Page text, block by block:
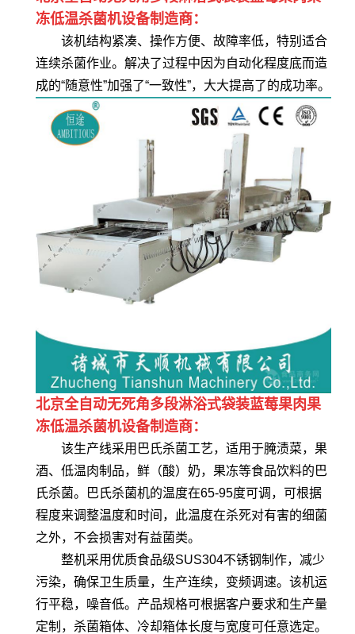
冻低温杀菌机设备制造商：
该机结构紧凑、操作方便、故障率低，特别适合
连续杀菌作业。解决了过程中因为自动化程度底而造
成的“随意性”加强了“一致性”，大大提高了的成功率。
北京全自动无死角多段淋浴式袋装蓝莓果肉果
冻低温杀菌机设备制造商：
该生产线采用巴氏杀菌工艺，适用于腌渍菜，果
酒、低温肉制品，鲜（酸）奶，果冻等食品饮料的巴
氏杀菌。巴氏杀菌机的温度在65-95度可调，可根据
程度来调整温度和时间，此温度在杀死对有害的细菌
之外，不会损害对有益菌类。
整机采用优质食品级SUS304不锈钢制作，减少
污染，确保卫生质量，生产连续，变频调速。该机运
行平稳，噪音低。产品规格可根据客户要求和生产量
定制，杀菌箱体、冷却箱体长度与宽度可任意选定。